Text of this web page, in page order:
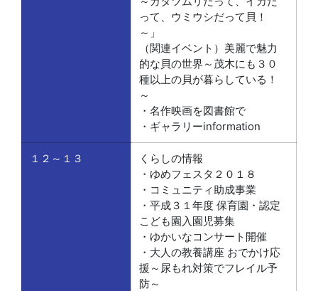
って、ウミウシだって貝！
～」
（関連イベント）美麗で魅力
的な貝の世界～茂木にも３０
種以上の貝が暮らしている！
～
・名作映画を図書館で
・ギャラリーinformation
１２～１３
くらしの情報
・ゆめフェスタ２０１８
・コミュニティ助成事業
・平成３１年度 保育園・認定
こども園入園児募集
・ゆかいなコンサート開催
・大人の教養講座 おでかけ応
援～尿もれ対策でフレイル予
防～